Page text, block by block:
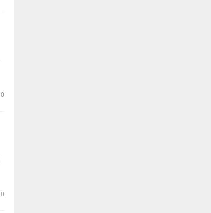
0
0